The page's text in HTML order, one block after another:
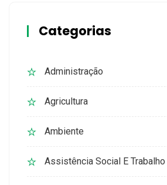
Categorias
Administração
Agricultura
Ambiente
Assistência Social E Trabalho